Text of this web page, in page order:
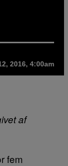
2016, 4:00am
af
fem